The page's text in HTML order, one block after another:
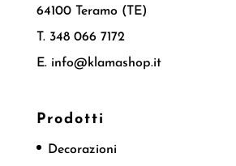
64100 Teramo (TE)
T. 348 066 7172
E. info@klamashop.it
Prodotti
Decorazioni